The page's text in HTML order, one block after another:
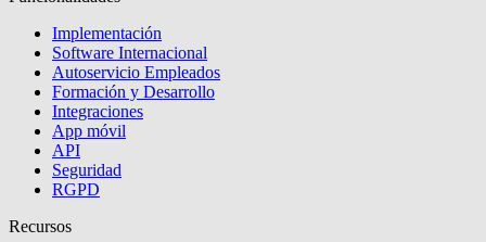
Implementación
Software Internacional
Autoservicio Empleados
Formación y Desarrollo
Integraciones
App móvil
API
Seguridad
RGPD
Recursos